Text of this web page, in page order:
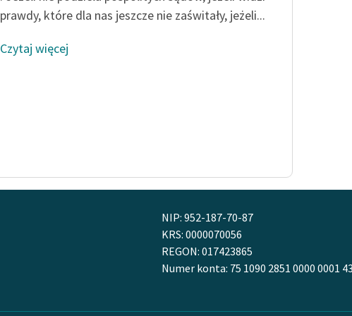
prawdy, które dla nas jeszcze nie zaświtały, jeżeli...
Czytaj więcej
NIP: 952-187-70-87
KRS: 0000070056
REGON: 017423865
Numer konta: 75 1090 2851 0000 0001